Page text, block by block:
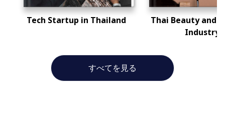
Tech Startup in Thailand
Thai Beauty and
Industry
すべてを見る